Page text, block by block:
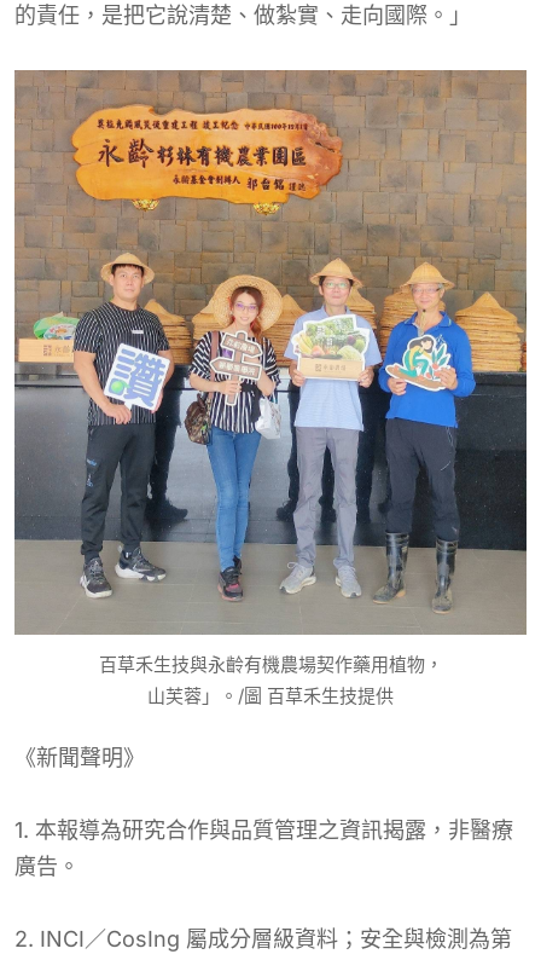
的責任，是把它說清楚、做紮實、走向國際。」
百草禾生技與永齡有機農場契作藥用植物，
山芙蓉」。/圖 百草禾生技提供
《新聞聲明》
1. 本報導為研究合作與品質管理之資訊揭露，非醫療
廣告。
2. INCI／CosIng 屬成分層級資料；安全與檢測為第